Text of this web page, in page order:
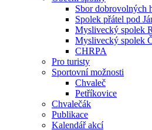
Sbor dobrovolných
Spolek přátel pod
Myslivecký spolek
Myslivecký spolek
CHRPA
Pro turisty
Sportovní možnosti
Chvaleč
Petříkovice
Chvalečák
Publikace
Kalendář akcí